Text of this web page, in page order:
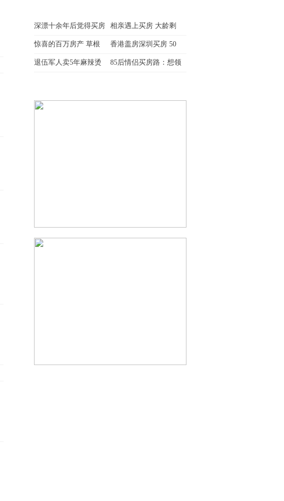
深漂十余年后觉得买房
惊喜的百万房产 草根
退伍军人卖5年麻辣烫
相亲遇上买房 大龄剩
香港盖房深圳买房 50
85后情侣买房路：想领